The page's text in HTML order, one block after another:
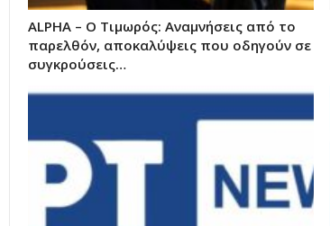
ALPHA – Ο Τιμωρός: Αναμνήσεις από το
παρελθόν, αποκαλύψεις που οδηγούν σε
συγκρούσεις…